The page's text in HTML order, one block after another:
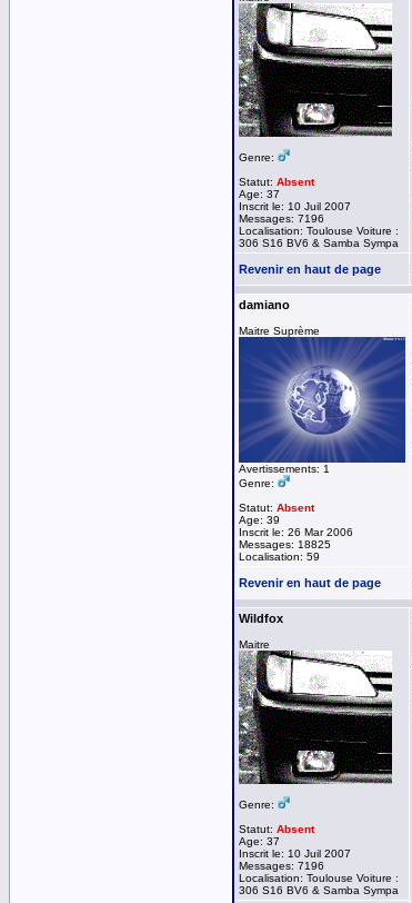
Genre:
Statut: Absent
Age: 37
Inscrit le: 10 Juil 2007
Messages: 7196
Localisation: Toulouse Voiture :
306 S16 BV6 & Samba Sympa
Revenir en haut de page
damiano
Maitre Suprème
Avertissements: 1
Genre:
Statut: Absent
Age: 39
Inscrit le: 26 Mar 2006
Messages: 18825
Localisation: 59
Revenir en haut de page
Wildfox
Maitre
Genre:
Statut: Absent
Age: 37
Inscrit le: 10 Juil 2007
Messages: 7196
Localisation: Toulouse Voiture :
306 S16 BV6 & Samba Sympa